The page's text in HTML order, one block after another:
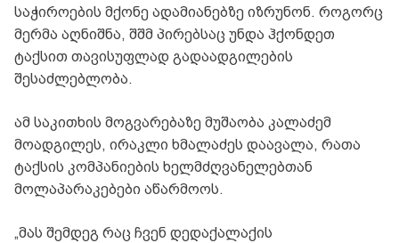
საჭიროების მქონე ადამიანებზე იზრუნონ. როგორც
მერმა აღნიშნა, შშმ პირებსაც უნდა ჰქონდეთ
ტაქსით თავისუფლად გადაადგილების
შესაძლებლობა.
ამ საკითხის მოგვარებაზე მუშაობა კალაძემ
მოადგილეს, ირაკლი ხმალაძეს დაავალა, რათა
ტაქსის კომპანიების ხელმძღვანელებთან
მოლაპარაკებები აწარმოოს.
„მას შემდეგ რაც ჩვენ დედაქალაქის